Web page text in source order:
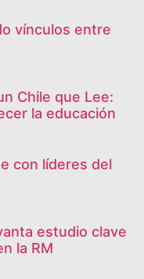
vínculos entre
Chile que Lee:
la educación
con líderes del
estudio clave
la RM